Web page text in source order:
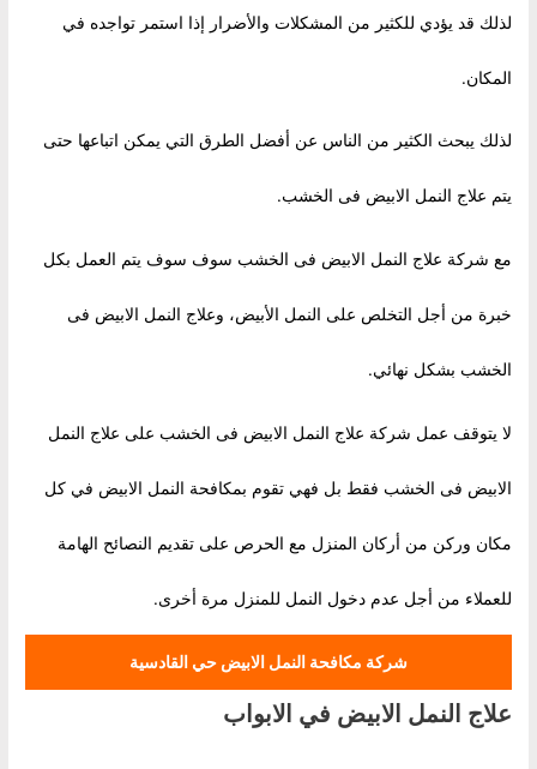
لذلك قد يؤدي للكثير من المشكلات والأضرار إذا استمر تواجده في
المكان.
لذلك يبحث الكثير من الناس عن أفضل الطرق التي يمكن اتباعها حتى
يتم علاج النمل الابيض فى الخشب.
مع شركة علاج النمل الابيض فى الخشب سوف سوف يتم العمل بكل
خبرة من أجل التخلص على النمل الأبيض، وعلاج النمل الابيض فى
الخشب بشكل نهائي.
لا يتوقف عمل شركة علاج النمل الابيض فى الخشب على علاج النمل
الابيض فى الخشب فقط بل فهي تقوم بمكافحة النمل الابيض في كل
مكان وركن من أركان المنزل مع الحرص على تقديم النصائح الهامة
للعملاء من أجل عدم دخول النمل للمنزل مرة أخرى.
شركة مكافحة النمل الابيض حي القادسية
علاج النمل الابيض في الابواب